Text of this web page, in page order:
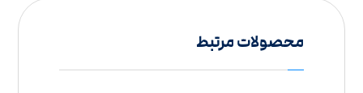
محصولات مرتبط